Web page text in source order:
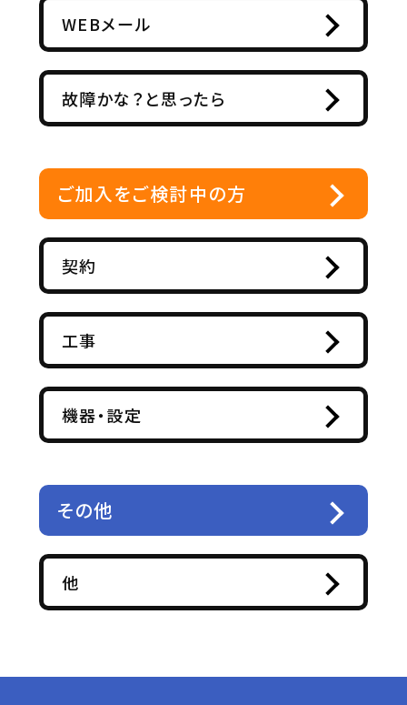
ご加入をご検討中の方
契約
工事
機器・設定
WEBメール
故障かな？と思ったら
その他
他